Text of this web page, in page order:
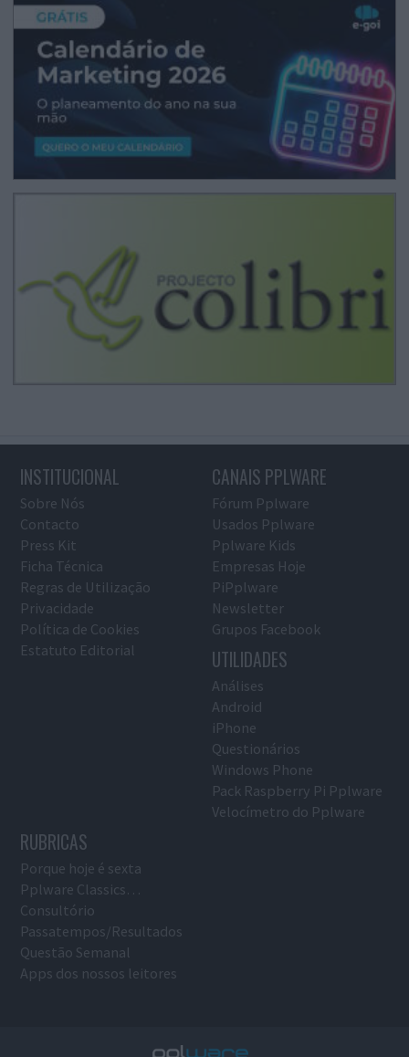
INSTITUCIONAL
Sobre Nós
Contacto
Press Kit
Ficha Técnica
Regras de Utilização
Privacidade
Política de Cookies
Estatuto Editorial
CANAIS PPLWARE
Fórum Pplware
Usados Pplware
Pplware Kids
Empresas Hoje
PiPplware
Newsletter
Grupos Facebook
UTILIDADES
Análises
Android
iPhone
Questionários
Windows Phone
Pack Raspberry Pi Pplware
Velocímetro do Pplware
RUBRICAS
Porque hoje é sexta
Pplware Classics…
Consultório
Passatempos/Resultados
Questão Semanal
Apps dos nossos leitores